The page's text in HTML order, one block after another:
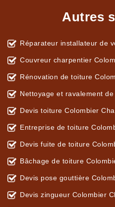
Autres
Réparateur installateur de
Couvreur charpentier
Rénovation de toiture
Nettoyage et ravalement
Devis toiture Colombier
Entreprise de toiture
Devis fuite de toiture
Bâchage de toiture
Devis pose gouttière
Devis zingueur Colombier